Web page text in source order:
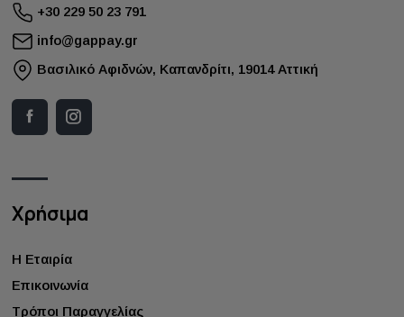
+30 229 50 23 791
info@gappay.gr
Bασιλικό Αφιδνών, Καπανδρίτι, 19014 Αττική
Χρήσιμα
Η Εταιρία
Επικοινωνία
Τρόποι Παραγγελίας